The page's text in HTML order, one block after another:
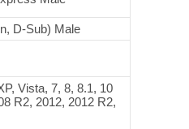
D-Sub) Male
Vista, 7, 8, 8.1, 10
R2, 2012, 2012 R2,